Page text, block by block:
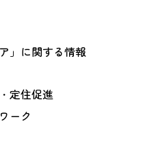
」に関する情報
定住促進
ーク